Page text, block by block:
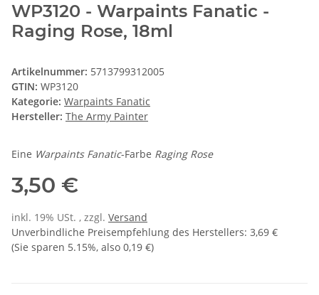
WP3120 - Warpaints Fanatic -
Raging Rose, 18ml
Artikelnummer: 5713799312005
GTIN: WP3120
Kategorie: Warpaints Fanatic
Hersteller: The Army Painter
Eine Warpaints Fanatic-Farbe Raging Rose
3,50 €
inkl. 19% USt. , zzgl. Versand
Unverbindliche Preisempfehlung des Herstellers: 3,69 €
(Sie sparen 5.15%, also 0,19 €)